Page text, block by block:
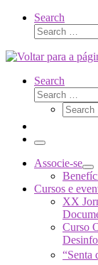
Search
Search
Search
Search
Search
Menu
Associe-se
Cursos e
XX
Curso
“Senta